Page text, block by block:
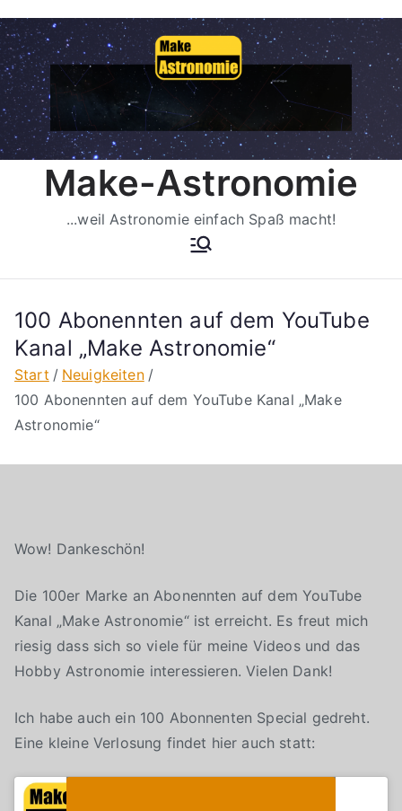
Inhalt
springen
Make-Astronomie
...weil Astronomie einfach Spaß macht!
100 Abonennten auf dem YouTube
Kanal „Make Astronomie“
Start
Neuigkeiten
100 Abonennten auf dem YouTube Kanal „Make
Astronomie“
Wow! Dankeschön!
Die 100er Marke an Abonennten auf dem YouTube
Kanal „Make Astronomie“ ist erreicht. Es freut mich
riesig dass sich so viele für meine Videos und das
Hobby Astronomie interessieren. Vielen Dank!
Ich habe auch ein 100 Abonnenten Special gedreht.
Eine kleine Verlosung findet hier auch statt: